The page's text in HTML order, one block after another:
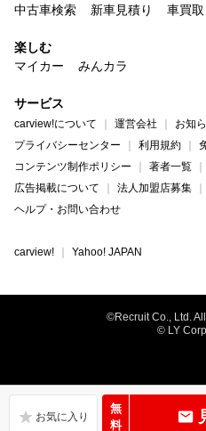
無
料
中古車検索
新車見積り 車買取
楽しむ
マイカー
みんカラ
サービス
carview!について 運営会社 お知
プライバシーセンター
利用規約
コンテンツ制作ポリシー
著者一覧
広告掲載について
法人加盟店募集
ヘルプ・お問い合わせ
carview! Yahoo! JAPAN
©Recruit Co., Ltd.
© LY